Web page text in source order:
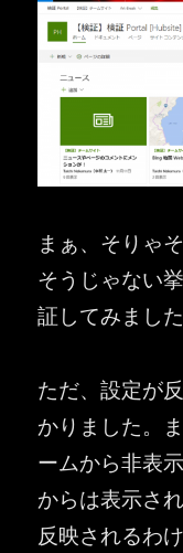
まぁ、そりゃ
そうじゃない
証してみました
ただ、設定が
かりました。
ームから非表
からは表示さ
反映されるわ